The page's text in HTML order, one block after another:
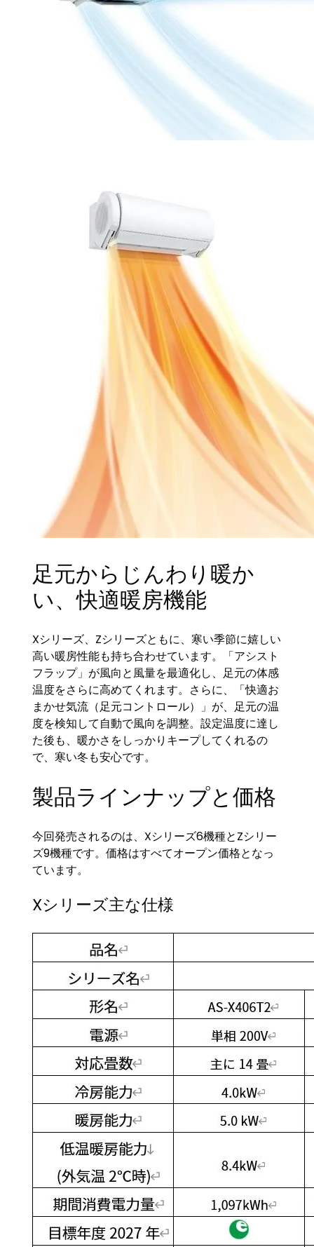
足元からじんわり暖か
い、快適暖房機能
Xシリーズ、Zシリーズともに、寒い季節に嬉しい
高い暖房性能も持ち合わせています。「アシスト
フラップ」が風向と風量を最適化し、足元の体感
温度をさらに高めてくれます。さらに、「快適お
まかせ気流（足元コントロール）」が、足元の温
度を検知して自動で風向を調整。設定温度に達し
た後も、暖かさをしっかりキープしてくれるの
で、寒い冬も安心です。
製品ラインナップと価格
今回発売されるのは、Xシリーズ6機種とZシリー
ズ9機種です。価格はすべてオープン価格となっ
ています。
Xシリーズ主な仕様